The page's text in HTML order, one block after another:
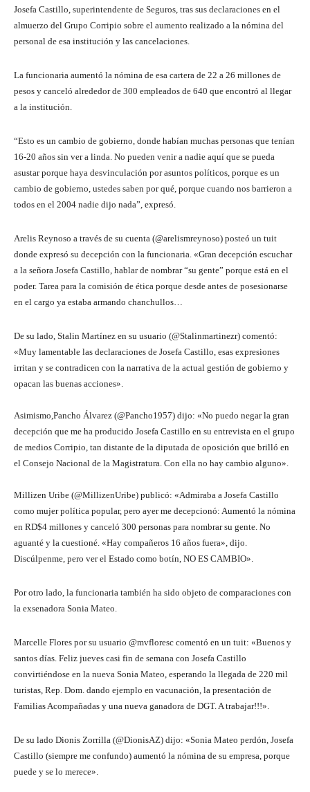
Josefa Castillo, superintendente de Seguros, tras sus declaraciones en el
almuerzo del Grupo Corripio sobre el aumento realizado a la nómina del
personal de esa institución y las cancelaciones.
La funcionaria aumentó la nómina de esa cartera de 22 a 26 millones de
pesos y canceló alrededor de 300 empleados de 640 que encontró al llegar
a la institución.
“Esto es un cambio de gobierno, donde habían muchas personas que tenían
16-20 años sin ver a linda. No pueden venir a nadie aquí que se pueda
asustar porque haya desvinculación por asuntos políticos, porque es un
cambio de gobierno, ustedes saben por qué, porque cuando nos barrieron a
todos en el 2004 nadie dijo nada”, expresó.
Arelis Reynoso a través de su cuenta (@arelismreynoso) posteó un tuit
donde expresó su decepción con la funcionaria. «Gran decepción escuchar
a la señora Josefa Castillo, hablar de nombrar “su gente” porque está en el
poder. Tarea para la comisión de ética porque desde antes de posesionarse
en el cargo ya estaba armando chanchullos…
De su lado, Stalin Martínez en su usuario (@Stalinmartinezr) comentó:
«Muy lamentable las declaraciones de Josefa Castillo, esas expresiones
irritan y se contradicen con la narrativa de la actual gestión de gobierno y
opacan las buenas acciones».
Asimismo,Pancho Álvarez (@Pancho1957) dijo: «No puedo negar la gran
decepción que me ha producido Josefa Castillo en su entrevista en el grupo
de medios Corripio, tan distante de la diputada de oposición que brilló en
el Consejo Nacional de la Magistratura. Con ella no hay cambio alguno».
Millizen Uribe (@MillizenUribe) publicó: «Admiraba a Josefa Castillo
como mujer política popular, pero ayer me decepcionó: Aumentó la nómina
en RD$4 millones y canceló 300 personas para nombrar su gente. No
aguanté y la cuestioné. «Hay compañeros 16 años fuera», dijo.
Discúlpenme, pero ver el Estado como botín, NO ES CAMBIO».
Por otro lado, la funcionaria también ha sido objeto de comparaciones con
la exsenadora Sonia Mateo.
Marcelle Flores por su usuario @mvfloresc comentó en un tuit: «Buenos y
santos días. Feliz jueves casi fin de semana con Josefa Castillo
convirtiéndose en la nueva Sonia Mateo, esperando la llegada de 220 mil
turistas, Rep. Dom. dando ejemplo en vacunación, la presentación de
Familias Acompañadas y una nueva ganadora de DGT. A trabajar!!!».
De su lado Dionis Zorrilla (@DionisAZ) dijo: «Sonia Mateo perdón, Josefa
Castillo (siempre me confundo) aumentó la nómina de su empresa, porque
puede y se lo merece».